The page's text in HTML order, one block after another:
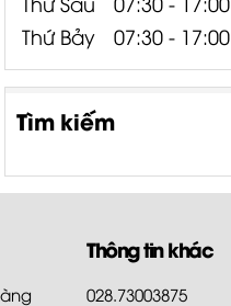
Thứ Bảy
07:30 - 17:00
Tìm kiếm
Thông tin khác
028.73003875